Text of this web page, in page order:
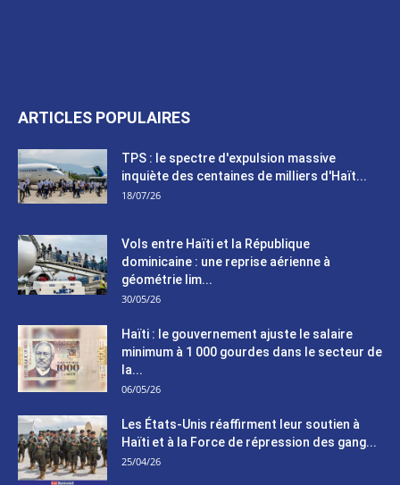
ARTICLES POPULAIRES
TPS : le spectre d'expulsion massive
inquiète des centaines de milliers d'Haït...
18/07/26
Vols entre Haïti et la République
dominicaine : une reprise aérienne à
géométrie lim...
30/05/26
Haïti : le gouvernement ajuste le salaire
minimum à 1 000 gourdes dans le secteur de
la...
06/05/26
Les États-Unis réaffirment leur soutien à
Haïti et à la Force de répression des gang...
25/04/26